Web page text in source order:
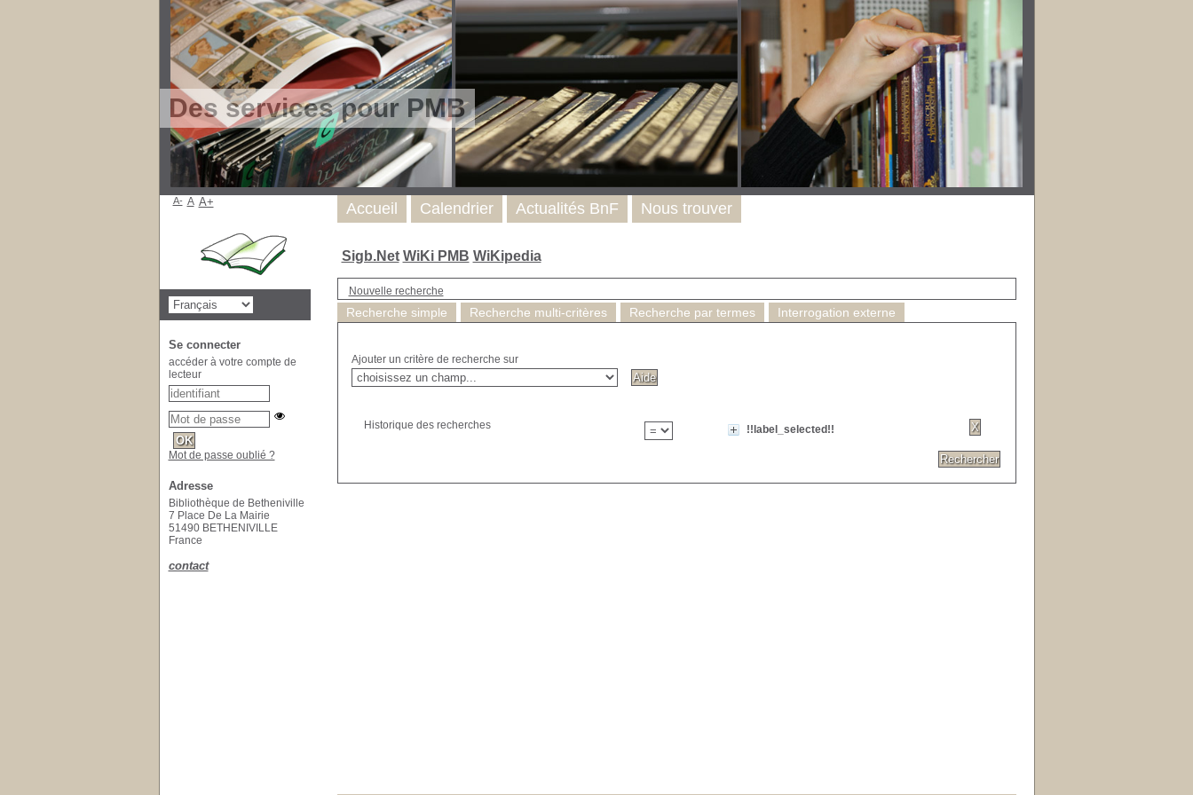
Des services pour PMB
Sigb.Net WiKi PMB WiKipedia
Nouvelle recherche
Recherche simple Recherche multi-critères Recherche par termes Interrogation externe
Ajouter un critère de recherche sur
Historique des recherches !!label_selected!!
Accueil Calendrier Actualités BnF Nous trouver
A- A A+
Se connecter
accéder à votre compte de
lecteur
Mot de passe oublié ?
Adresse
Bibliothèque de Betheniville
7 Place De La Mairie
51490 BETHENIVILLE
France
contact